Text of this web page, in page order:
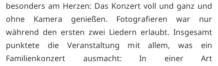
besonders am Herzen: Das Konzert voll und ganz und
ohne Kamera genießen. Fotografieren war nur
während den ersten zwei Liedern erlaubt. Insgesamt
punktete die Veranstaltung mit allem, was ein
Familienkonzert ausmacht: In einer Art